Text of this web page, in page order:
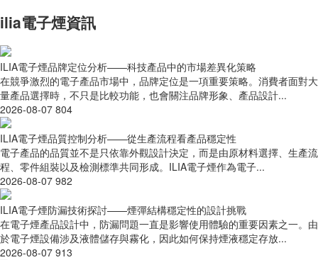
ilia電子煙資訊
ILIA電子煙品牌定位分析——科技產品中的市場差異化策略
在競爭激烈的電子產品市場中，品牌定位是一項重要策略。消費者面對大
量產品選擇時，不只是比較功能，也會關注品牌形象、產品設計...
2026-08-07 804
ILIA電子煙品質控制分析——從生產流程看產品穩定性
電子產品的品質並不是只依靠外觀設計決定，而是由原材料選擇、生產流
程、零件組裝以及檢測標準共同形成。ILIA電子煙作為電子...
2026-08-07 982
ILIA電子煙防漏技術探討——煙彈結構穩定性的設計挑戰
在電子煙產品設計中，防漏問題一直是影響使用體驗的重要因素之一。由
於電子煙設備涉及液體儲存與霧化，因此如何保持煙液穩定存放...
2026-08-07 913